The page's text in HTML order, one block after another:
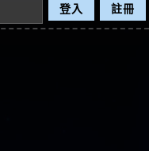
登入 註冊